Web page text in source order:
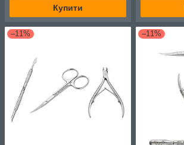
Купити
–11% –11%